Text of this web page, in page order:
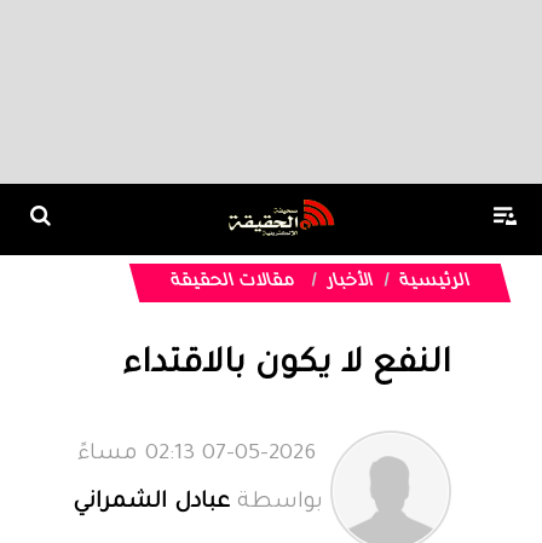
الرئيسية الأخبار مقالات الحقيقة
النفع لا يكون بالاقتداء
بواسطة عبادل الشمراني